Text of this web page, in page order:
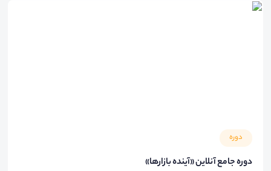
دوره
دوره جامع آنلاین «آینده بازارها»